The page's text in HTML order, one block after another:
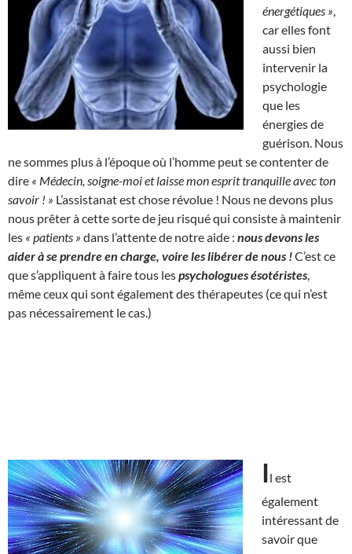
énergétiques »
car elles font
aussi bien
intervenir la
psychologie
que les
énergies de
guérison. Nous
ne sommes plus à l’époque où l’homme peut se contenter de
dire « Médecin, soigne-moi et laisse mon esprit tranquille avec ton
savoir ! » L’assistanat est chose révolue ! Nous ne devons plus
nous prêter à cette sorte de jeu risqué qui consiste à maintenir
les « patients » dans l’attente de notre aide : nous devons les
aider à se prendre en charge, voire les libérer de nous !C’est ce
que s’appliquent à faire tous lespsychologues ésotéristes
même ceux qui sont également des thérapeutes (ce qui n’est
pas nécessairement le cas.)
Il est
également
intéressant de
savoir que